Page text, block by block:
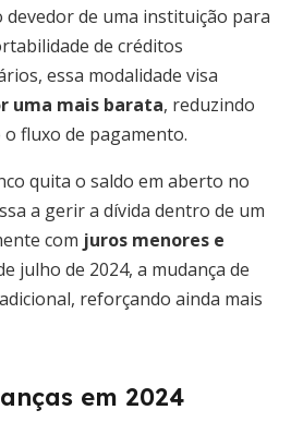
de uma instituição para
de créditos
essa modalidade visa
uma mais barata, reduzindo
fluxo de pagamento.
quita o saldo em aberto no
a gerir a dívida dentro de um
com juros menores e
julho de 2024, a mudança de
reforçando ainda mais
em 2024